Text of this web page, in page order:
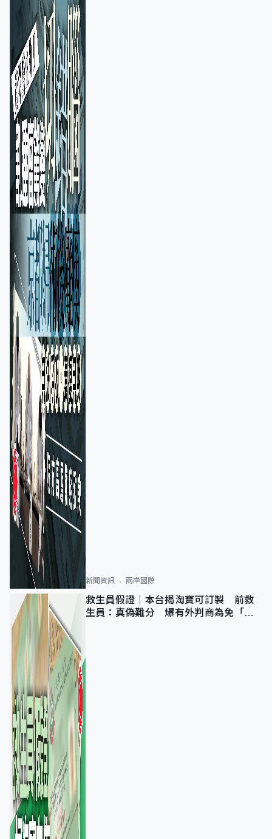
新聞資訊 兩岸國際
救生員假證｜本台揭淘寶可訂製 前救
生員：真偽難分 爆有外判商為免「封